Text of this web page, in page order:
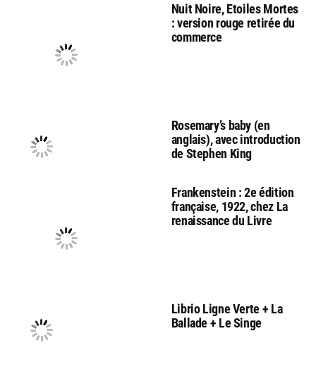
Nuit Noire, Etoiles Mortes
: version rouge retirée du
commerce
Rosemary’s baby (en
anglais), avec introduction
de Stephen King
Frankenstein : 2e édition
française, 1922, chez La
renaissance du Livre
Librio Ligne Verte + La
Ballade + Le Singe